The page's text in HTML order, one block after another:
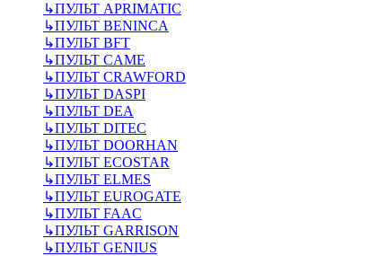
↳ПУЛЬТ APRIMATIC
↳ПУЛЬТ BENINCA
↳ПУЛЬТ BFT
↳ПУЛЬТ CAME
↳ПУЛЬТ CRAWFORD
↳ПУЛЬТ DASPI
↳ПУЛЬТ DEA
↳ПУЛЬТ DITEC
↳ПУЛЬТ DOORHAN
↳ПУЛЬТ ECOSTAR
↳ПУЛЬТ ELMES
↳ПУЛЬТ EUROGATE
↳ПУЛЬТ FAAC
↳ПУЛЬТ GARRISON
↳ПУЛЬТ GENIUS